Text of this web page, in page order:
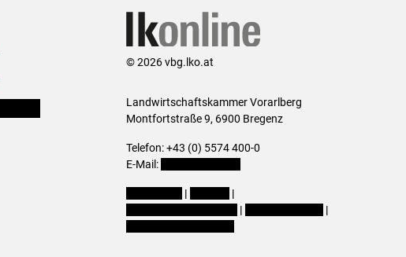
© 2026 vbg.lko.at
Landwirtschaftskammer Vorarlberg
Montfortstraße 9, 6900 Bregenz
Telefon: +43 (0) 5574 400-0
E-Mail:
|
|
|
|